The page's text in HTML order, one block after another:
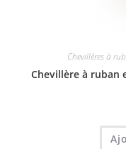
Chevillères à
Chevillère à ruban